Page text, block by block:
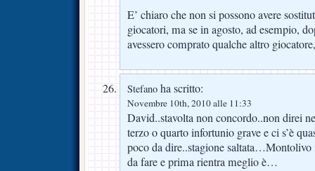
E’ chiaro che non si possono avere
giocatori, ma se in agosto, ad esempio,
avessero comprato qualche altro
Stefano ha scritto:
Novembre 10th, 2010 alle 11:33
David..stavolta non concordo..non direi
terzo o quarto infortunio grave e ci s’è
poco da dire..stagione saltata…Montolivo
da fare e prima rientra meglio è…